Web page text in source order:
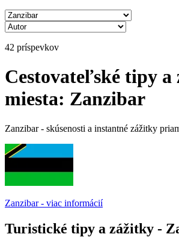
42 príspevkov
Cestovateľské tipy a
miesta: Zanzibar
Zanzibar - skúsenosti a instantné zážitky
Zanzibar - viac informácií
Turistické tipy a zážitky -